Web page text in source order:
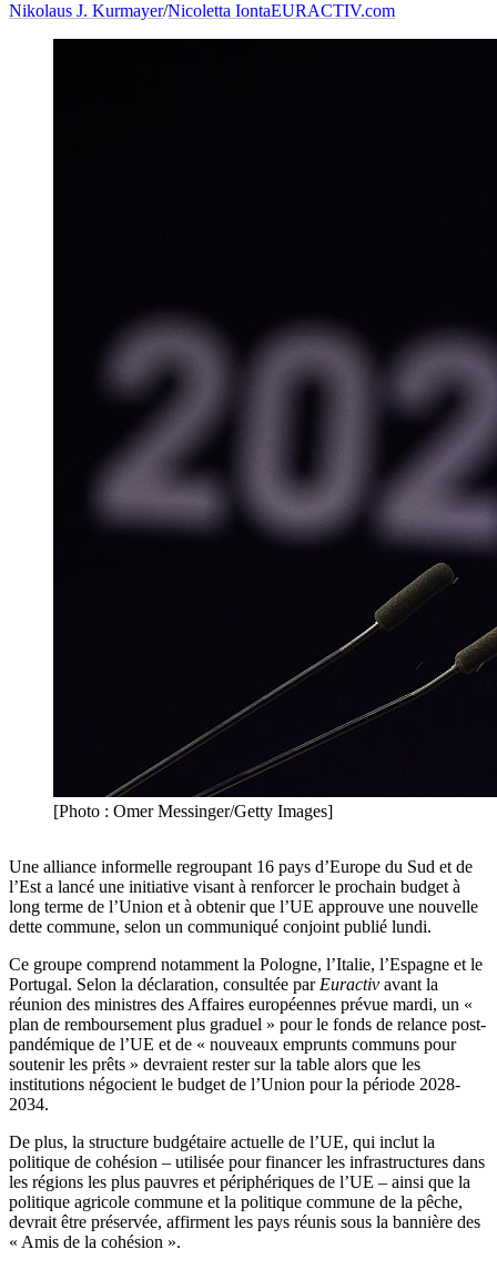
Nikolaus J. Kurmayer/Nicoletta IontaEURACTIV.com
[Photo : Omer Messinger/Getty Images]
Une alliance informelle regroupant 16 pays d’Europe du Sud et de
l’Est a lancé une initiative visant à renforcer le prochain budget à
long terme de l’Union et à obtenir que l’UE approuve une nouvelle
dette commune, selon un communiqué conjoint publié lundi.
Ce groupe comprend notamment la Pologne, l’Italie, l’Espagne et le
Portugal. Selon la déclaration, consultée par Euractiv avant la
réunion des ministres des Affaires européennes prévue mardi, un «
plan de remboursement plus graduel » pour le fonds de relance post-
pandémique de l’UE et de « nouveaux emprunts communs pour
soutenir les prêts » devraient rester sur la table alors que les
institutions négocient le budget de l’Union pour la période 2028-
2034.
De plus, la structure budgétaire actuelle de l’UE, qui inclut la
politique de cohésion – utilisée pour financer les infrastructures dans
les régions les plus pauvres et périphériques de l’UE – ainsi que la
politique agricole commune et la politique commune de la pêche,
devrait être préservée, affirment les pays réunis sous la bannière des
« Amis de la cohésion ».